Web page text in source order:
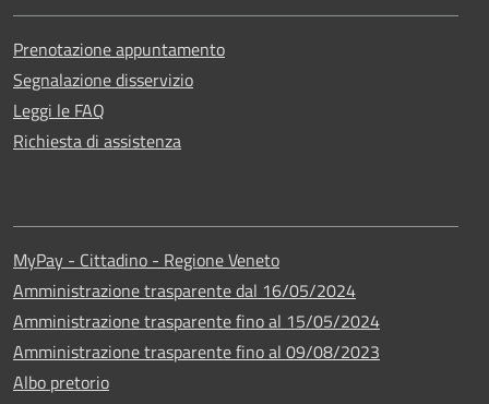
Prenotazione appuntamento
Segnalazione disservizio
Leggi le FAQ
Richiesta di assistenza
MyPay - Cittadino - Regione Veneto
Amministrazione trasparente dal 16/05/2024
Amministrazione trasparente fino al 15/05/2024
Amministrazione trasparente fino al 09/08/2023
Albo pretorio